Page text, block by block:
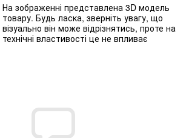
На зображенні представлена 3D модель
товару. Будь ласка, зверніть увагу, що
візуально він може відрізнятись, проте на
технічні властивості це не впливає